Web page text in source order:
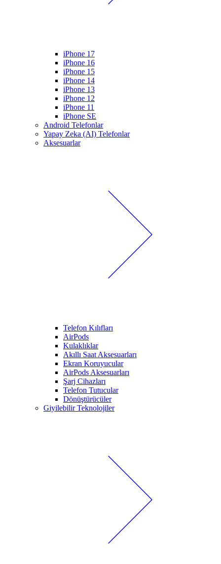
iPhone 17
iPhone 16
iPhone 15
iPhone 14
iPhone 13
iPhone 12
iPhone 11
iPhone SE
Android Telefonlar
Yapay Zeka (AI) Telefonlar
Aksesuarlar
Telefon Kılıfları
AirPods
Kulaklıklar
Akıllı Saat Aksesuarları
Ekran Koruyucular
AirPods Aksesuarları
Şarj Cihazları
Telefon Tutucular
Dönüştürücüler
Giyilebilir Teknolojiler